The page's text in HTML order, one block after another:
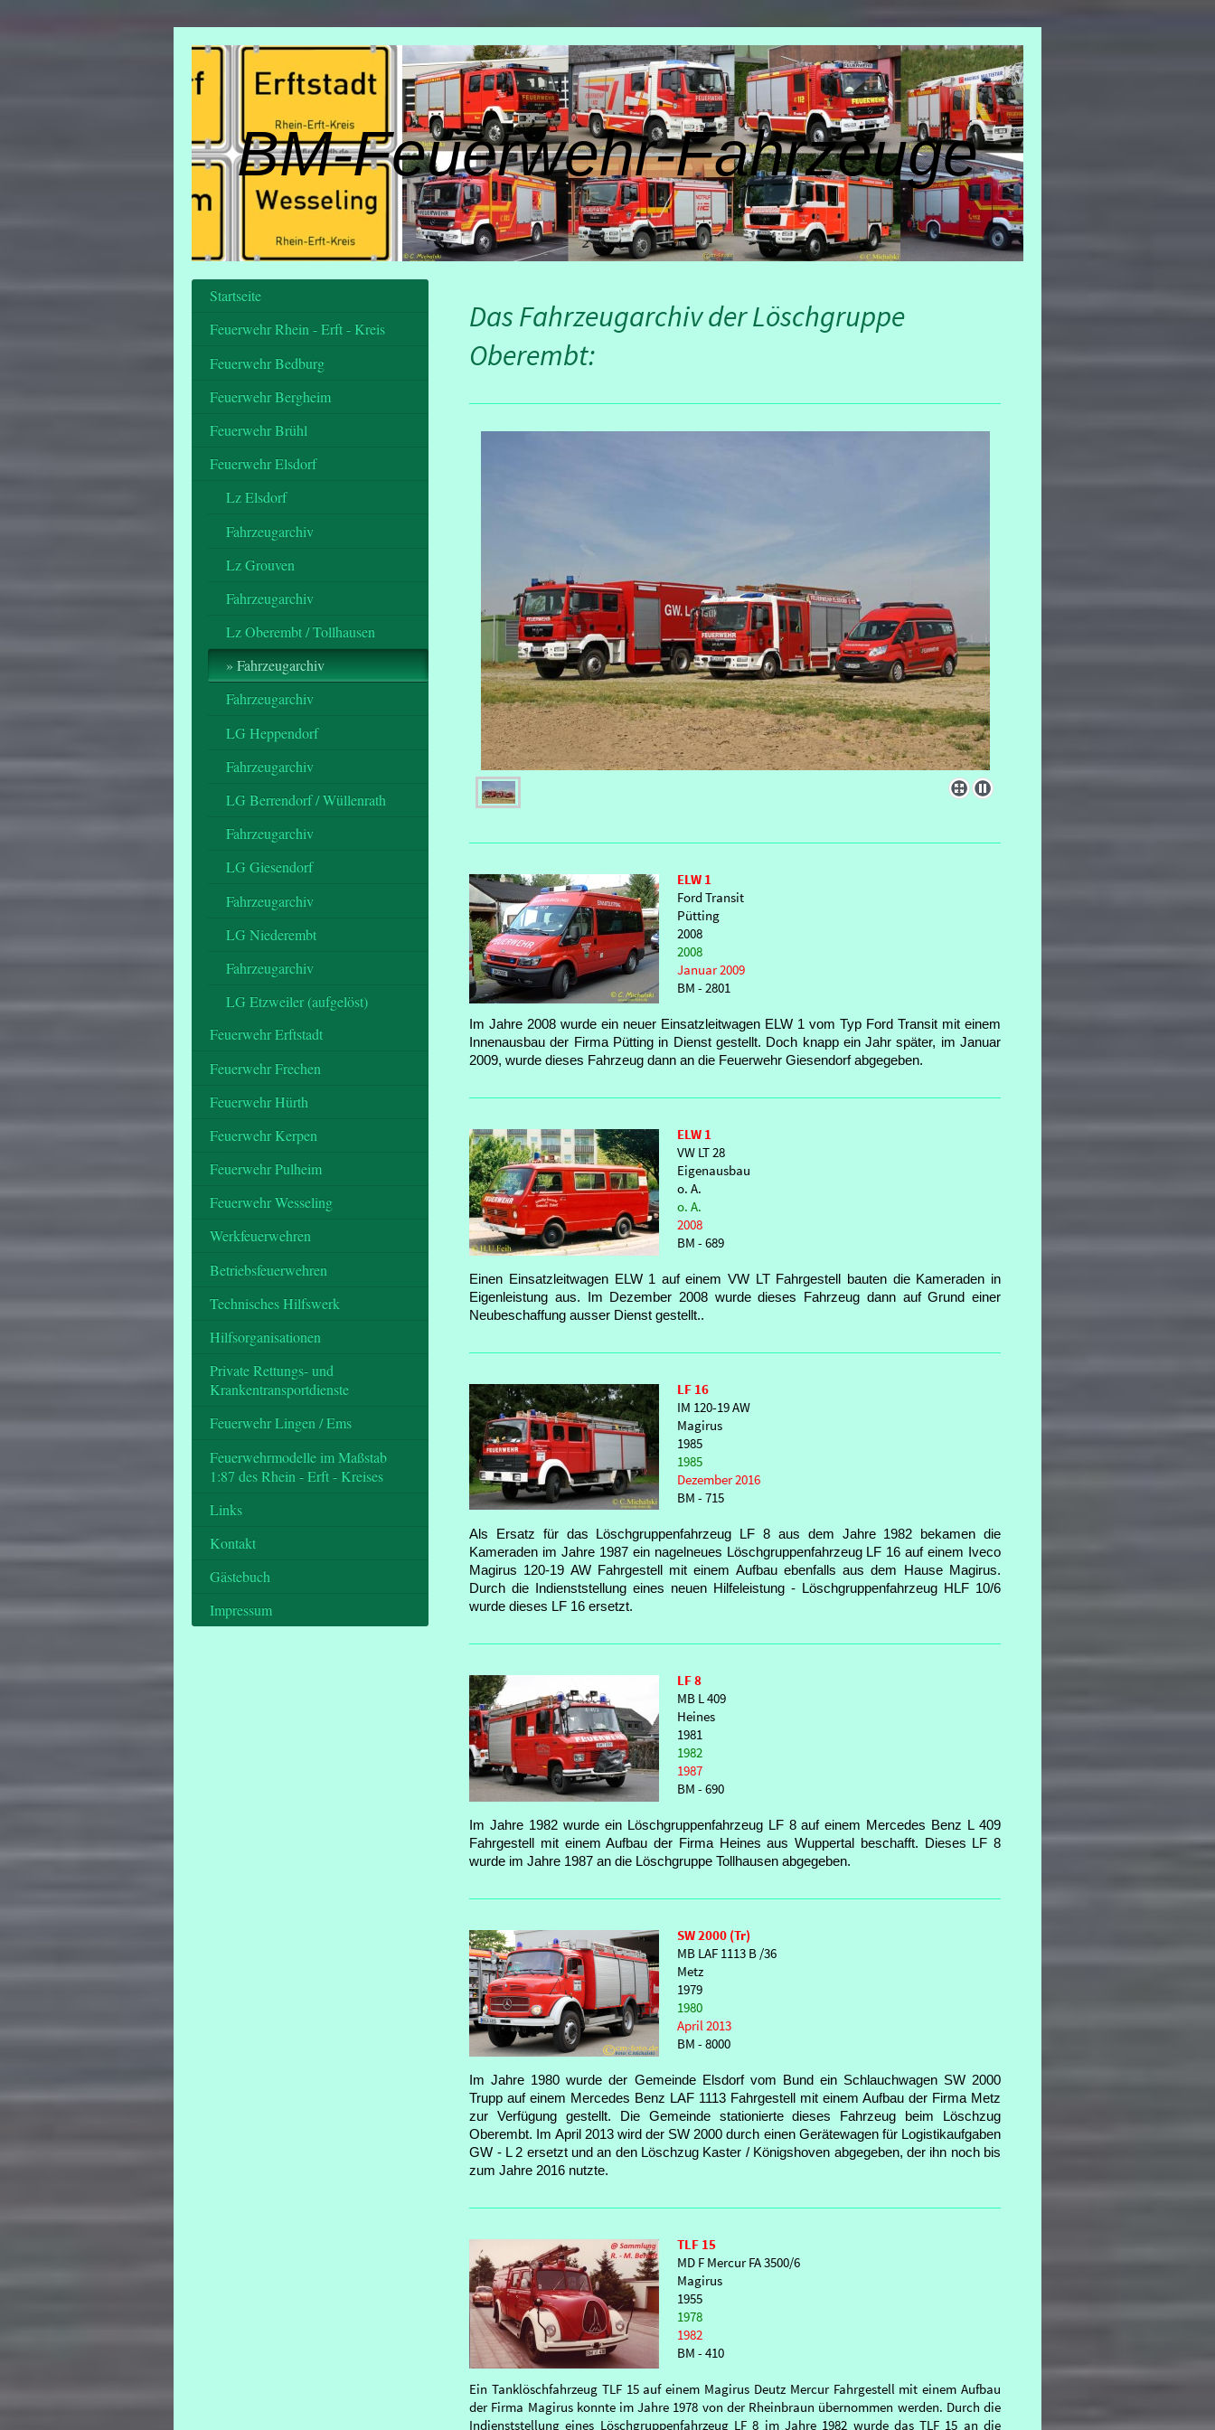
BM-Feuerwehr-Fahrzeuge
Das Fahrzeugarchiv der Löschgruppe
Oberembt:
ELW 1
Ford Transit
Pütting
2008
2008
Januar 2009
BM - 2801
Im Jahre 2008 wurde ein neuer Einsatzleitwagen ELW 1 vom Typ Ford Transit mit einem
Innenausbau der Firma Pütting in Dienst gestellt. Doch knapp ein Jahr später, im Januar
2009, wurde dieses Fahrzeug dann an die Feuerwehr Giesendorf abgegeben.
ELW 1
VW LT 28
Eigenausbau
o. A.
o. A.
2008
BM - 689
Einen Einsatzleitwagen ELW 1 auf einem VW LT Fahrgestell bauten die Kameraden in
Eigenleistung aus. Im Dezember 2008 wurde dieses Fahrzeug dann auf Grund einer
Neubeschaffung ausser Dienst gestellt..
LF 16
IM 120-19 AW
Magirus
1985
1985
Dezember 2016
BM - 715
Als Ersatz für das Löschgruppenfahrzeug LF 8 aus dem Jahre 1982 bekamen die
Kameraden im Jahre 1987 ein nagelneues Löschgruppenfahrzeug LF 16 auf einem Iveco
Magirus 120-19 AW Fahrgestell mit einem Aufbau ebenfalls aus dem Hause Magirus.
Durch die Indienststellung eines neuen Hilfeleistung - Löschgruppenfahrzeug HLF 10/6
wurde dieses LF 16 ersetzt.
LF 8
MB L 409
Heines
1981
1982
1987
BM - 690
Im Jahre 1982 wurde ein Löschgruppenfahrzeug LF 8 auf einem Mercedes Benz L 409
Fahrgestell mit einem Aufbau der Firma Heines aus Wuppertal beschafft. Dieses LF 8
wurde im Jahre 1987 an die Löschgruppe Tollhausen abgegeben.
SW 2000 (Tr)
MB LAF 1113 B /36
Metz
1979
1980
April 2013
BM - 8000
Im Jahre 1980 wurde der Gemeinde Elsdorf vom Bund ein Schlauchwagen SW 2000
Trupp auf einem Mercedes Benz LAF 1113 Fahrgestell mit einem Aufbau der Firma Metz
zur Verfügung gestellt. Die Gemeinde stationierte dieses Fahrzeug beim Löschzug
Oberembt. Im April 2013 wird der SW 2000 durch einen Gerätewagen für Logistikaufgaben
GW - L 2 ersetzt und an den Löschzug Kaster / Königshoven abgegeben, der ihn noch bis
zum Jahre 2016 nutzte.
TLF 15
MD F Mercur FA 3500/6
Magirus
1955
1978
1982
BM - 410
Ein Tanklöschfahrzeug TLF 15 auf einem Magirus Deutz Mercur Fahrgestell mit einem Aufbau
der Firma Magirus konnte im Jahre 1978 von der Rheinbraun übernommen werden. Durch die
Indienststellung eines Löschgruppenfahrzeug LF 8 im Jahre 1982 wurde das TLF 15 an die
Startseite
Feuerwehr Rhein - Erft - Kreis
Feuerwehr Bedburg
Feuerwehr Bergheim
Feuerwehr Brühl
Feuerwehr Elsdorf
Lz Elsdorf
Fahrzeugarchiv
Lz Grouven
Fahrzeugarchiv
Lz Oberembt / Tollhausen
Fahrzeugarchiv
Fahrzeugarchiv
LG Heppendorf
Fahrzeugarchiv
LG Berrendorf / Wüllenrath
Fahrzeugarchiv
LG Giesendorf
Fahrzeugarchiv
LG Niederembt
Fahrzeugarchiv
LG Etzweiler (aufgelöst)
Feuerwehr Erftstadt
Feuerwehr Frechen
Feuerwehr Hürth
Feuerwehr Kerpen
Feuerwehr Pulheim
Feuerwehr Wesseling
Werkfeuerwehren
Betriebsfeuerwehren
Technisches Hilfswerk
Hilfsorganisationen
Private Rettungs- und
Krankentransportdienste
Feuerwehr Lingen / Ems
Feuerwehrmodelle im Maßstab
1:87 des Rhein - Erft - Kreises
Links
Kontakt
Gästebuch
Impressum